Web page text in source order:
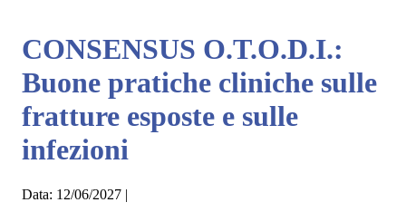
CONSENSUS O.T.O.D.I.:
Buone pratiche cliniche sulle
fratture esposte e sulle
infezioni
Data: 12/06/2027 |